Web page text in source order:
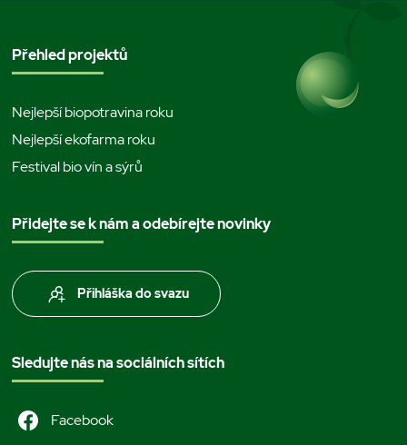
Přehled projektů
Nejlepší biopotravina roku
Nejlepší ekofarma roku
Festival bio vín a sýrů
Přidejte se k nám a odebírejte novinky
Přihláška do svazu
Sledujte nás na sociálních sítích
Facebook